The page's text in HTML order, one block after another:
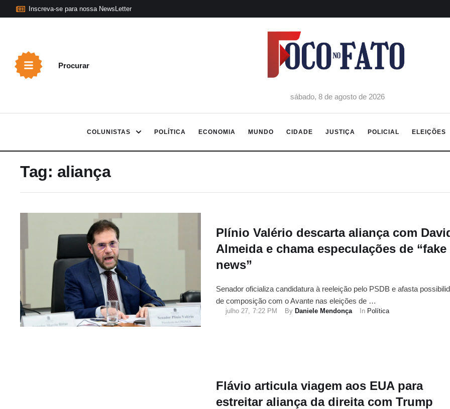
Inscreva-se para nossa NewsLetter
Procurar
sábado, 8 de agosto de 2026
COLUNISTAS POLÍTICA ECONOMIA MUNDO CIDADE JUSTIÇA POLICIAL ELEIÇÕES
Tag: aliança
Plínio Valério descarta aliança com
Almeida e chama especulações de “fake
news”
Senador oficializa candidatura à reeleição pelo PSDB e afasta
de composição com o Avante nas eleições de …
julho 27, 7:22 PM By Daniele Mendonça In Política
Flávio articula viagem aos EUA para
estreitar aliança da direita com Trump